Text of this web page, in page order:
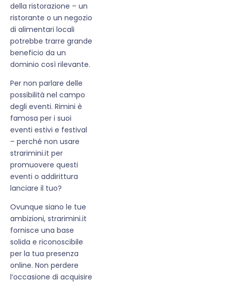
della ristorazione – un
ristorante o un negozio
di alimentari locali
potrebbe trarre grande
beneficio da un
dominio così rilevante.
Per non parlare delle
possibilità nel campo
degli eventi. Rimini è
famosa per i suoi
eventi estivi e festival
– perché non usare
strarimini.it per
promuovere questi
eventi o addirittura
lanciare il tuo?
Ovunque siano le tue
ambizioni, strarimini.it
fornisce una base
solida e riconoscibile
per la tua presenza
online. Non perdere
l’occasione di acquisire